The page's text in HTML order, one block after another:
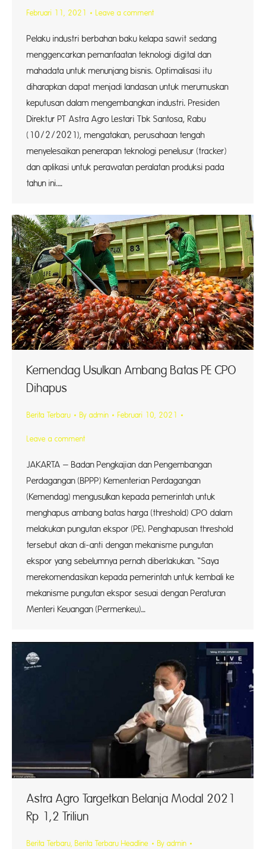
Februari 11, 2021 Leave a comment
Pelaku industri berbahan baku kelapa sawit sedang
menggencarkan pemanfaatan teknologi digital dan
mahadata untuk menunjang bisnis. Optimalisasi itu
diharapkan dapat menjadi landasan untuk merumuskan
keputusan dalam mengembangkan industri. Presiden
Direktur PT Astra Agro Lestari Tbk Santosa, Rabu
(10/2/2021), mengatakan, perusahaan tengah
menyelesaikan penerapan teknologi penelusur (tracker)
dan aplikasi untuk perawatan peralatan produksi pada
tahun ini.…
Kemendag Usulkan Ambang Batas PE CPO
Dihapus
Berita Terbaru By admin Februari 10, 2021
Leave a comment
JAKARTA – Badan Pengkajian dan Pengembangan
Perdagangan (BPPP) Kementerian Perdagangan
(Kemendag) mengusulkan kepada pemerintah untuk
menghapus ambang batas harga (threshold) CPO dalam
melakukan pungutan ekspor (PE). Penghapusan threshold
tersebut akan di-anti dengan mekanisme pungutan
ekspor yang sebelumnya pernah diberlakukan. “Saya
merekomendasikan kepada pemerintah untuk kembali ke
mekanisme pungutan ekspor sesuai dengan Peraturan
Menteri Keuangan (Permenkeu)…
Astra Agro Targetkan Belanja Modal 2021
Rp 1,2 Triliun
Berita Terbaru, Berita Terbaru Headline By admin